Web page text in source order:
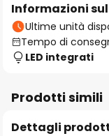
Informazioni
Ultime unità
Tempo di
LED integrati
Prodotti simili
Dettagli